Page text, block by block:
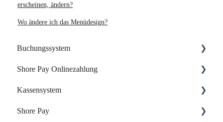
erscheinen, ändern?
Wo ändere ich das Menüdesign?
Buchungssystem
Dein Start mit Shore
Dein Account & Zugang
Kalender & Termine
Shore Pay Onlinezahlung
Einrichtung & Aktivierung
Zahlungsoptionen & Funktionen
Kassensystem
Dein Start mit der Shore Kasse
Shore Pay